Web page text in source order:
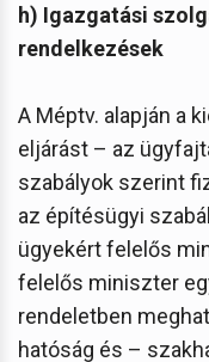
h) Igazgatási
rendelkezések
A Méptv. alapján a
eljárást – az
szabályok szerint
az építésügyi
ügyekért felelős
felelős miniszter
rendeletben
hatóság és –